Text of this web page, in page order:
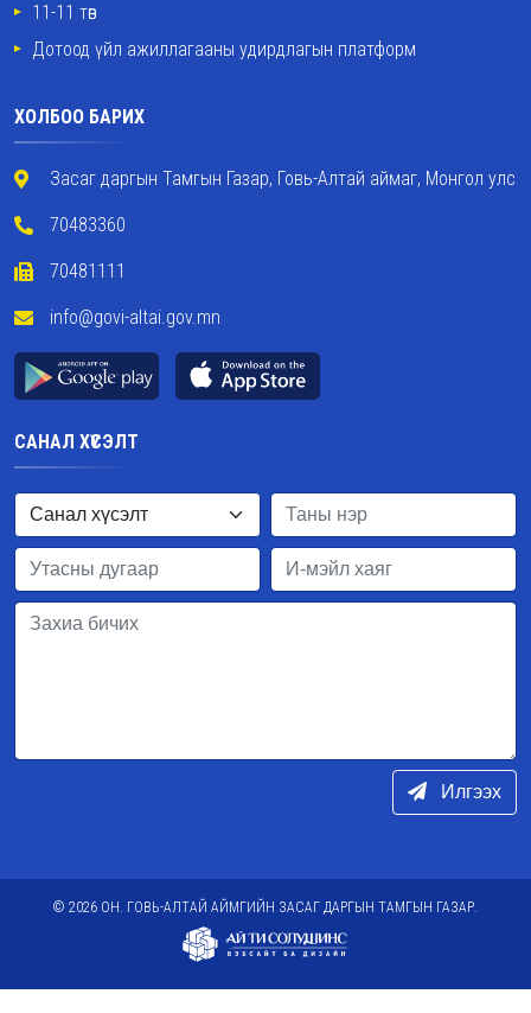
11-11 төв
Дотоод үйл ажиллагааны удирдлагын платформ
ХОЛБОО БАРИХ
Засаг даргын Тамгын Газар, Говь-Алтай аймаг, Монгол улс
70483360
70481111
info@govi-altai.gov.mn
САНАЛ ХҮСЭЛТ
Илгээх
© 2026 ОН. ГОВЬ-АЛТАЙ АЙМГИЙН ЗАСАГ ДАРГЫН ТАМГЫН ГАЗАР.